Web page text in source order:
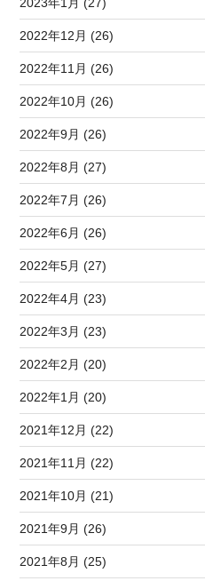
2022年12月 (26)
2022年11月 (26)
2022年10月 (26)
2022年9月 (26)
2022年8月 (27)
2022年7月 (26)
2022年6月 (26)
2022年5月 (27)
2022年4月 (23)
2022年3月 (23)
2022年2月 (20)
2022年1月 (20)
2021年12月 (22)
2021年11月 (22)
2021年10月 (21)
2021年9月 (26)
2021年8月 (25)